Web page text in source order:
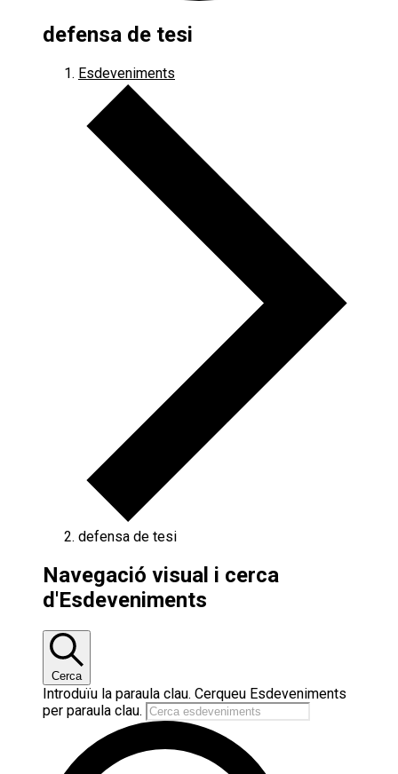
defensa de tesi
Esdeveniments
defensa de tesi
Esdeveniments
del
25,
2025
Navegació visual i cerca
d'Esdeveniments
Cerca
Introduïu la paraula clau. Cerqueu Esdeveniments
per paraula clau.